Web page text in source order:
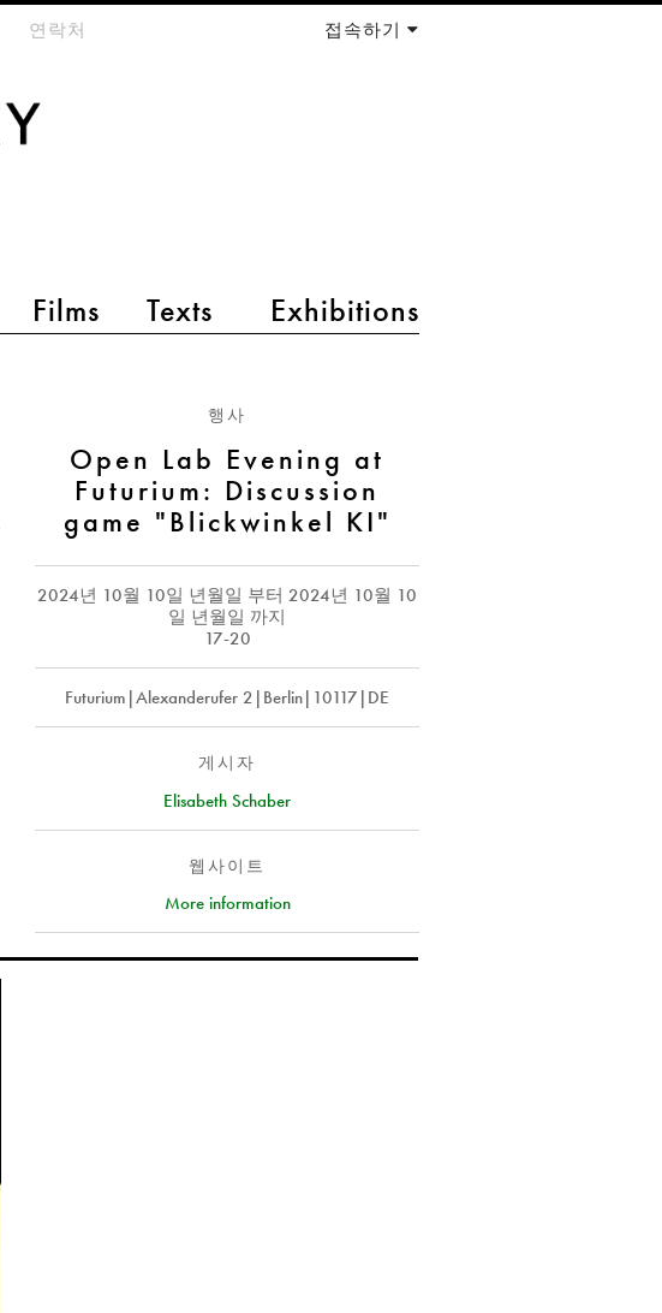
Films Texts Exhibitions
연락처 접속하기
행사
Open Lab Evening at
Futurium: Discussion
game "Blickwinkel KI"
2024년 10월 10일 년월일 부터 2024년 10월 10
일 년월일 까지
17-20
Futurium|Alexanderufer 2|Berlin|10117|DE
게시자
Elisabeth Schaber
웹사이트
More information